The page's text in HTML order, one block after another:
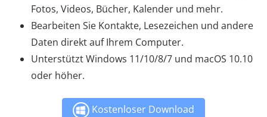
Fotos, Videos, Bücher, Kalender und mehr.
Bearbeiten Sie Kontakte, Lesezeichen und andere
Daten direkt auf Ihrem Computer.
Unterstützt Windows 11/10/8/7 und macOS 10.10
oder höher.
Kostenloser Download